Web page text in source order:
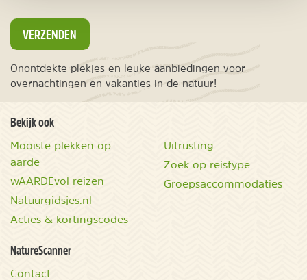
VERZENDEN
Onontdekte plekjes en leuke aanbiedingen voor
overnachtingen en vakanties in de natuur!
Bekijk ook
Mooiste plekken op
aarde
wAARDEvol reizen
Natuurgidsjes.nl
Acties & kortingscodes
Uitrusting
Zoek op reistype
Groepsaccommodaties
NatureScanner
Contact